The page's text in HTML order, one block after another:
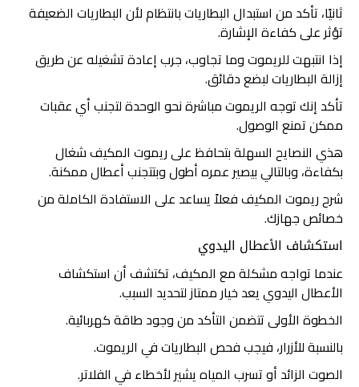
ثانيًا، تأكد من استبدال البطاريات بانتظام لأن البطاريات الضعيفة
تؤثر على كفاءة الإشارة.
إذا انتبهت للريموت وما تجاوب، جرب إعادة تشغيله عن طريق
إزالة البطاريات لبضع دقائق.
تأكد إنك توجه الريموت مباشرة نحو الوحدة لتجنب أي عقبات
ممكن تمنع الوصول.
هذي النصايح السهلة بتحافظ على ريموت المكيف شغال
بكفاءة، وبالتالي بيصير عمره أطول وبتتجنب أعطال ممكنة.
شرح ريموت المكيف فعلاً يساعد على الاستفادة الكاملة من
خصائص جهازك.
استكشاف الأعطال اليدوي
عندما تواجه مشكلة مع المكيف، تكتشف أن استكشاف
الأعطال اليدوي يعد خيار ممتاز لتحديد السبب.
الخطوة الأولى تتضمن التأكد من وجود طاقة كهربائية.
بالنسبة للأزرار، فيجب فحص البطاريات في الريموت.
الصوت الزائد أو تسرب المياه يشير لأخطاء في الفلاتر.